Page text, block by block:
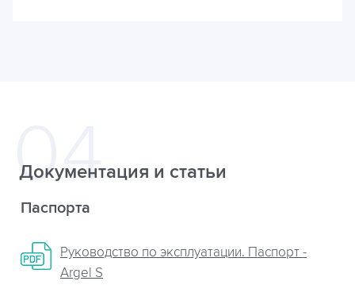
Документация и статьи
Паспорта
Руководство по эксплуатации. Паспорт -
Argel S